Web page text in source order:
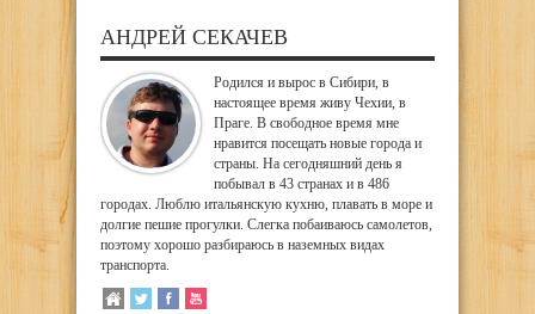
АНДРЕЙ СЕКАЧЕВ
Родился и вырос в Сибири, в
настоящее время живу Чехии, в
Праге. В свободное время мне
нравится посещать новые города и
страны. На сегодняшний день я
побывал в 43 странах и в 486
городах. Люблю итальянскую кухню, плавать в море и
долгие пешие прогулки. Слегка побаиваюсь самолетов,
поэтому хорошо разбираюсь в наземных видах
транспорта.